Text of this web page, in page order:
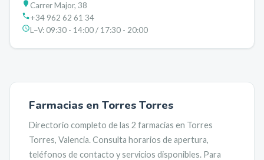
Carrer Major, 38
+34 962 62 61 34
L–V:09:30 - 14:00 / 17:30 - 20:00
Farmacias en Torres Torres
Directorio completo de las 2 farmacias en Torres
Torres, Valencia. Consulta horarios de apertura,
teléfonos de contacto y servicios disponibles. Para